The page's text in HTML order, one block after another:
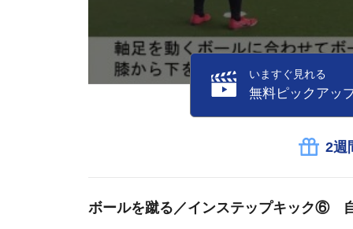
いますぐ見れる
無料ピックアッ
2週
ボールを蹴る／インステップキック⑥